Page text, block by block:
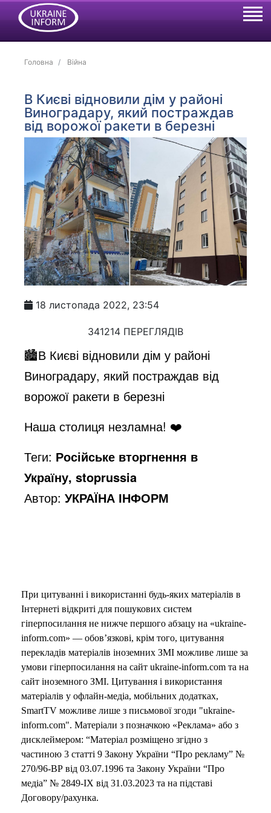
Головна Війна
В Києві відновили дім у районі
Виноградару, який постраждав
від ворожої ракети в березні
18 листопада 2022, 23:54
341214 ПЕРЕГЛЯДІВ
🏙В Києві відновили дім у районі
Виноградару, який постраждав від
ворожої ракети в березні
Наша столиця незламна! ❤️
Теги: Російське вторгнення в
Україну, stoprussia
Автор:УКРАЇНА ІНФОРМ
При цитуванні і використанні будь-яких матеріалів в
Інтернеті відкриті для пошукових систем
гіперпосилання не нижче першого абзацу на «ukraine-
inform.com» — обов’язкові, крім того, цитування
перекладів матеріалів іноземних ЗМІ можливе лише за
умови гіперпосилання на сайт ukraine-inform.com та на
сайт іноземного ЗМІ. Цитування і використання
матеріалів у офлайн-медіа, мобільних додатках,
SmartTV можливе лише з письмової згоди "ukraine-
inform.com". Матеріали з позначкою «Реклама» або з
дисклеймером: “Матеріал розміщено згідно з
частиною 3 статті 9 Закону України “Про рекламу” №
270/96-ВР від 03.07.1996 та Закону України “Про
медіа” № 2849-IX від 31.03.2023 та на підставі
Договору/рахунка.